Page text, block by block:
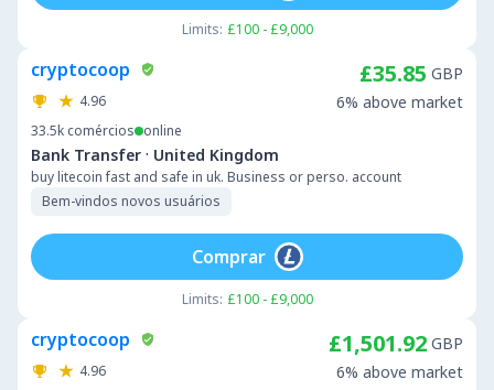
Limits: £100 - £9,000
cryptocoop
4.96
33.5k comércios online
Bank Transfer · United Kingdom
buy litecoin fast and safe in uk. Business or perso. account
Bem-vindos novos usuários
£35.85 GBP
6% above market
Limits: £100 - £9,000
Comprar
cryptocoop
4.96
£1,501.92 GBP
6% above market